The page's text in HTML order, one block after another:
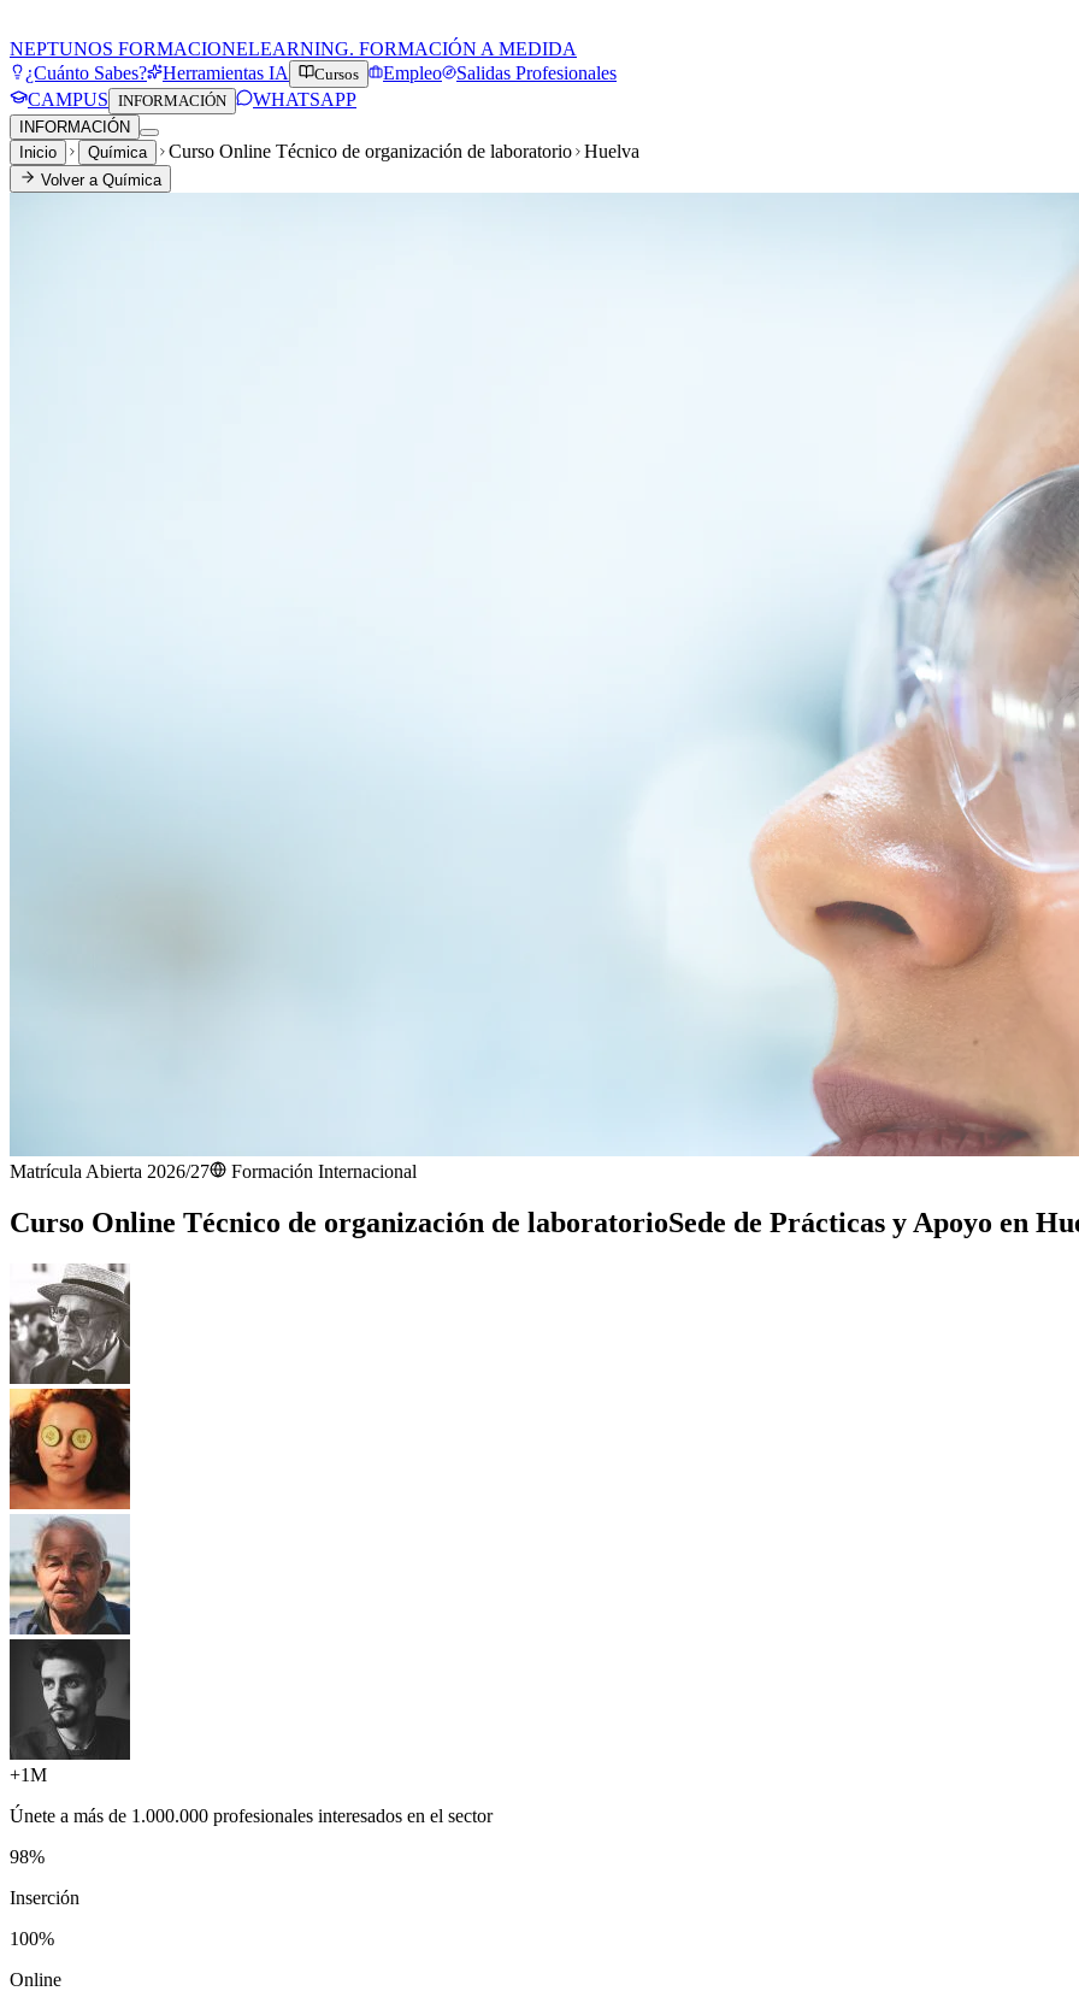
NEPTUNOS FORMACIONELEARNING. FORMACIÓN A MEDIDA
¿Cuánto Sabes?
Herramientas IA Cursos Empleo
Salidas Profesionales
CAMPUS INFORMACIÓN WHATSAPP
INFORMACIÓN
Inicio
Química Curso Online Técnico de organización de laboratorio Huelva
Volver a Química
Matrícula Abierta 2026/27 Formación Internacional
Curso Online Técnico de organización de laboratorioSede de Prácticas y Apoyo en
+1M
Únete a más de 1.000.000 profesionales interesados en el sector
98%
Inserción
100%
Online